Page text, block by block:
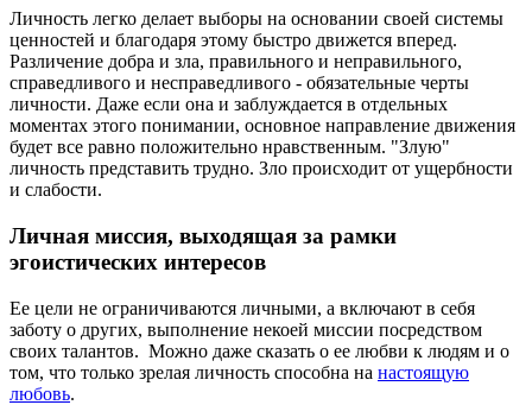
Личность легко делает выборы на основании своей системы
ценностей и благодаря этому быстро движется вперед.
Различение добра и зла, правильного и неправильного,
справедливого и несправедливого - обязательные черты
личности. Даже если она и заблуждается в отдельных
моментах этого понимании, основное направление движения
будет все равно положительно нравственным. "Злую"
личность представить трудно. Зло происходит от ущербности
и слабости.
Личная миссия, выходящая за рамки
эгоистических интересов
Ее цели не ограничиваются личными, а включают в себя
заботу о других, выполнение некоей миссии посредством
своих талантов. Можно даже сказать о ее любви к людям и о
том, что только зрелая личность способна на настоящую
любовь.